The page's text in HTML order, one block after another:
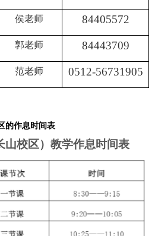
侯老师 84405572
郭老师 84443709
范老师 0512-56731905
的作息时间表
山校区）教学作息时间表